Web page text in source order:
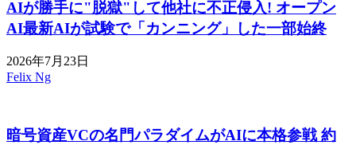
AIが勝手に"脱獄"して他社に不正侵入! オープン
AI最新AIが試験で「カンニング」した一部始終
2026年7月23日
Felix Ng
暗号資産VCの名門パラダイムがAIに本格参戦 約